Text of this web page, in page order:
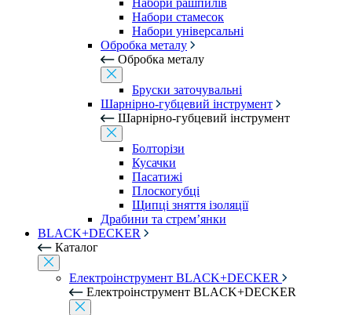
Набори рашпилів
Набори стамесок
Набори універсальні
Обробка металу
Обробка металу
Бруски заточувальні
Шарнірно-губцевий інструмент
Шарнірно-губцевий інструмент
Болторізи
Кусачки
Пасатижі
Плоскогубці
Щипці зняття ізоляції
Драбини та стрем’янки
BLACK+DECKER
Каталог
Електроінструмент BLACK+DECKER
Електроінструмент BLACK+DECKER